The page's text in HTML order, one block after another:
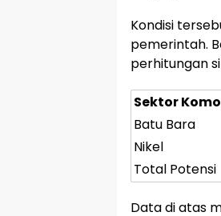
Kondisi
pemerintah.
perhitungan
Sektor
Batu Bara
Nikel
Total Potensi
Data di atas